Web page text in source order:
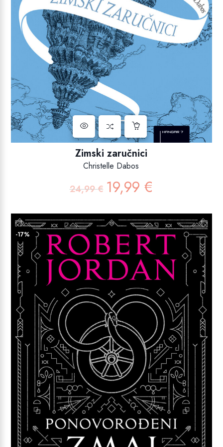
Zimski zaručnici
Christelle Dabos
24,99€ Izvorna
cijena
je:
24,99 €.
19,99 €
19,99 €.
-17%